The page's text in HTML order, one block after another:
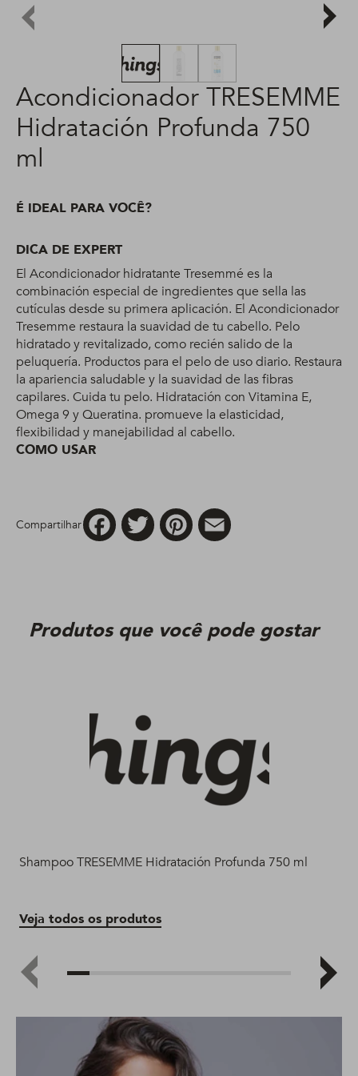
Acondicionador TRESEMME
Hidratación Profunda 750
ml
É IDEAL PARA VOCÊ?
DICA DE EXPERT
El Acondicionador hidratante Tresemmé es la
combinación especial de ingredientes que sella las
cutículas desde su primera aplicación. El Acondicionador
Tresemme restaura la suavidad de tu cabello. Pelo
hidratado y revitalizado, como recién salido de la
peluquería. Productos para el pelo de uso diario. Restaura
la apariencia saludable y la suavidad de las fibras
capilares. Cuida tu pelo. Hidratación con Vitamina E,
Omega 9 y Queratina. promueve la elasticidad,
flexibilidad y manejabilidad al cabello.
COMO USAR
Compartilhar
FacebookTwitter Pinterest
Produtos que você pode gostar
Shampoo TRESEMME Hidratación Profunda 750 ml
Veja todos os produtos